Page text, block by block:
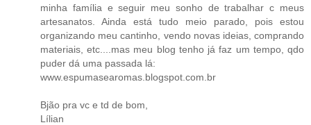
minha família e seguir meu sonho de trabalhar c meus
artesanatos. Ainda está tudo meio parado, pois estou
organizando meu cantinho, vendo novas ideias, comprando
materiais, etc....mas meu blog tenho já faz um tempo, qdo
puder dá uma passada lá:
www.espumasearomas.blogspot.com.br
Bjão pra vc e td de bom,
Lílian